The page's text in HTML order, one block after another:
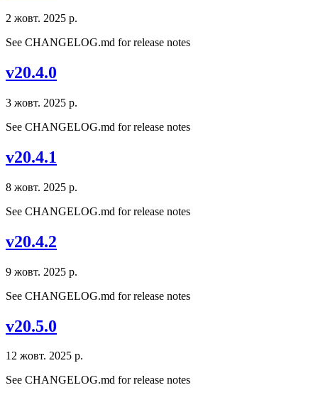
2 жовт. 2025 р.
See CHANGELOG.md for release notes
v20.4.0
3 жовт. 2025 р.
See CHANGELOG.md for release notes
v20.4.1
8 жовт. 2025 р.
See CHANGELOG.md for release notes
v20.4.2
9 жовт. 2025 р.
See CHANGELOG.md for release notes
v20.5.0
12 жовт. 2025 р.
See CHANGELOG.md for release notes